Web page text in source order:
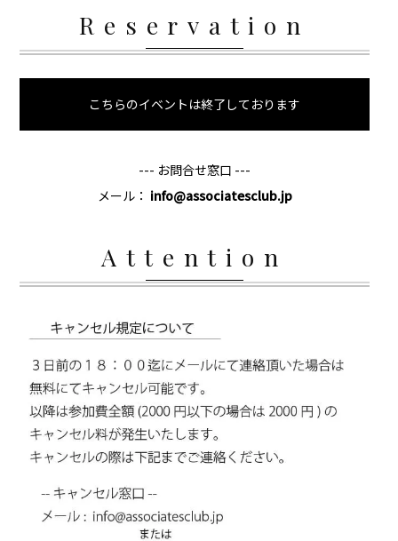
Reservation
こちらのイベントは終了しております
--- お問合せ窓口 ---
メール： info@associatesclub.jp
Attention